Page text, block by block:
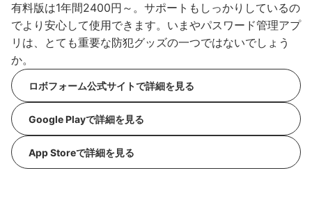
有料版は1年間2400円～。サポートもしっかりしているの
でより安心して使用できます。いまやパスワード管理アプ
リは、とても重要な防犯グッズの一つではないでしょう
か。
ロボフォーム公式サイトで詳細を見る
Google Playで詳細を見る
App Storeで詳細を見る